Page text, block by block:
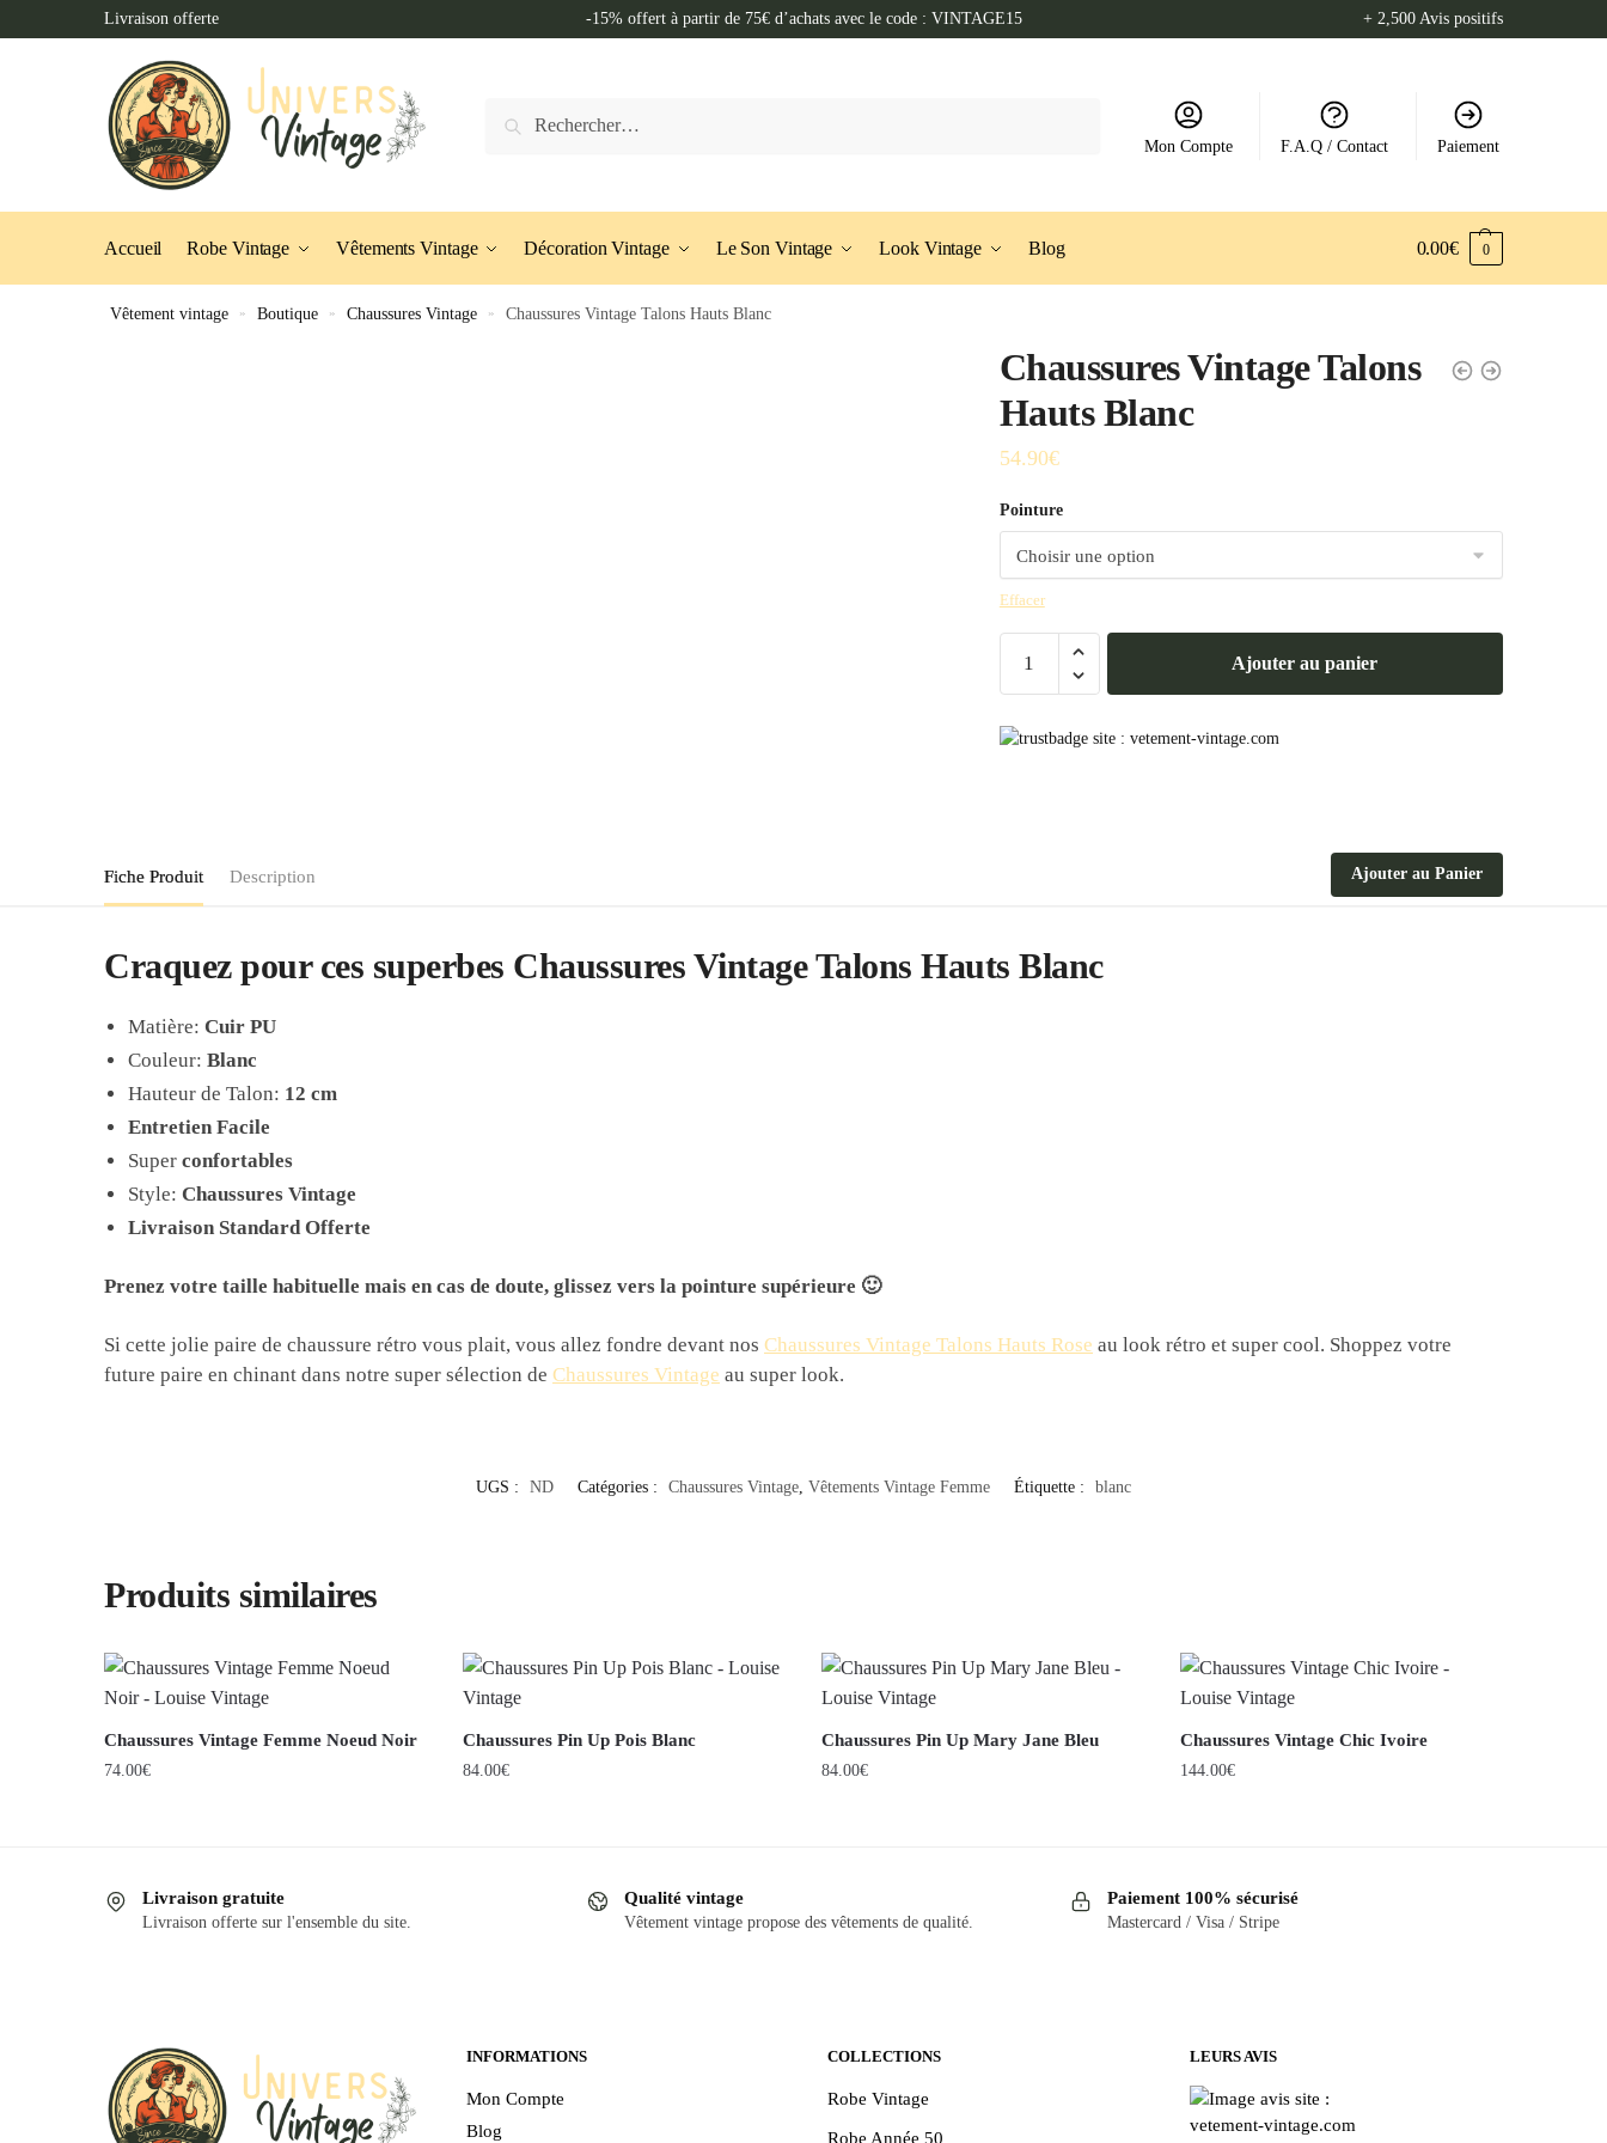
to
to
Livraison offerte -15% offert à partir de 75€ d’achats avec le code : VINTAGE15 + 2,500 Avis positifs
Mon Compte F.A.Q / Contact Paiement
Accueil Robe Vintage Vêtements Vintage Décoration Vintage Le Son Vintage Look Vintage Blog 0.00€ 0
Vêtement vintage » Boutique » Chaussures Vintage » Chaussures Vintage Talons Hauts Blanc
Chaussures Vintage Talons
Hauts Blanc
54.90€
Pointure
Effacer
Vintage
Ajouter au panier
Fiche Produit Description Ajouter au Panier
Craquez pour ces superbes Chaussures Vintage Talons Hauts Blanc
Matière:Cuir PU
Couleur:Blanc
Hauteur de Talon: 12 cm
Entretien Facile
Superconfortables
Style:Chaussures Vintage
Livraison Standard Offerte
Prenez votre taille habituelle mais en cas de doute, glissez vers la pointure supérieure 🙂
Si cette jolie paire de chaussure rétro vous plait, vous allez fondre devant nosChaussures Vintage Talons Hauts Rose au look rétro et super cool. Shoppez votre
future paire en chinant dans notre super sélection deChaussures Vintage au super look.
UGS : ND Catégories : Chaussures Vintage Vêtements Vintage Femme Étiquette : blanc
Produits similaires
Chaussures Vintage Femme Noeud Noir
74.00€
plusieurs
variations.
choisies
sur
Chaussures Pin Up Pois Blanc
84.00€
être
sur
Chaussures Pin Up Mary Jane Bleu
84.00€
variations.
être
sur
Chaussures Vintage Chic Ivoire
144.00€
plusieurs
variations.
être
choisies
sur
Livraison gratuite
Livraison offerte sur l'ensemble du site.
Qualité vintage
Vêtement vintage propose des vêtements de qualité.
Paiement 100% sécurisé
Mastercard / Visa / Stripe
INFORMATIONS
Mon Compte
Blog
COLLECTIONS
Robe Vintage
Robe Année 50
LEURS AVIS